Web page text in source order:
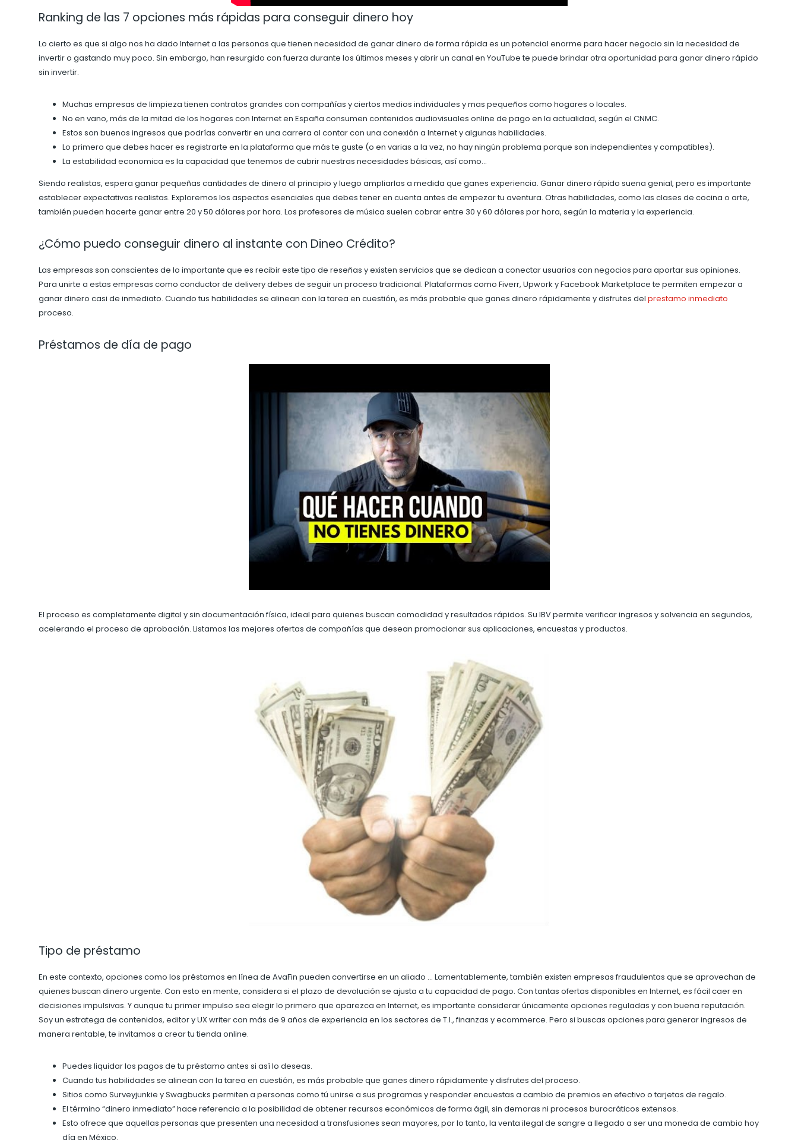
Ranking de las 7 opciones más rápidas para conseguir dinero hoy
Lo cierto es que si algo nos ha dado Internet a las personas que tienen necesidad de ganar dinero de forma rápida es un potencial enorme para hacer negocio sin la necesidad de
invertir o gastando muy poco. Sin embargo, han resurgido con fuerza durante los últimos meses y abrir un canal en YouTube te puede brindar otra oportunidad para ganar dinero rápido
sin invertir.
Muchas empresas de limpieza tienen contratos grandes con compañías y ciertos medios individuales y mas pequeños como hogares o locales.
No en vano, más de la mitad de los hogares con Internet en España consumen contenidos audiovisuales online de pago en la actualidad, según el CNMC.
Estos son buenos ingresos que podrías convertir en una carrera al contar con una conexión a Internet y algunas habilidades.
Lo primero que debes hacer es registrarte en la plataforma que más te guste (o en varias a la vez, no hay ningún problema porque son independientes y compatibles).
La estabilidad economica es la capacidad que tenemos de cubrir nuestras necesidades básicas, así como…
Siendo realistas, espera ganar pequeñas cantidades de dinero al principio y luego ampliarlas a medida que ganes experiencia. Ganar dinero rápido suena genial, pero es importante
establecer expectativas realistas. Exploremos los aspectos esenciales que debes tener en cuenta antes de empezar tu aventura. Otras habilidades, como las clases de cocina o arte,
también pueden hacerte ganar entre 20 y 50 dólares por hora. Los profesores de música suelen cobrar entre 30 y 60 dólares por hora, según la materia y la experiencia.
¿Cómo puedo conseguir dinero al instante con Dineo Crédito?
Las empresas son conscientes de lo importante que es recibir este tipo de reseñas y existen servicios que se dedican a conectar usuarios con negocios para aportar sus opiniones.
Para unirte a estas empresas como conductor de delivery debes de seguir un proceso tradicional. Plataformas como Fiverr, Upwork y Facebook Marketplace te permiten empezar a
ganar dinero casi de inmediato. Cuando tus habilidades se alinean con la tarea en cuestión, es más probable que ganes dinero rápidamente y disfrutes del prestamo inmediato
proceso.
Préstamos de día de pago
El proceso es completamente digital y sin documentación física, ideal para quienes buscan comodidad y resultados rápidos. Su IBV permite verificar ingresos y solvencia en segundos,
acelerando el proceso de aprobación. Listamos las mejores ofertas de compañías que desean promocionar sus aplicaciones, encuestas y productos.
Tipo de préstamo
En este contexto, opciones como los préstamos en línea de AvaFin pueden convertirse en un aliado … Lamentablemente, también existen empresas fraudulentas que se aprovechan de
quienes buscan dinero urgente. Con esto en mente, considera si el plazo de devolución se ajusta a tu capacidad de pago. Con tantas ofertas disponibles en Internet, es fácil caer en
decisiones impulsivas. Y aunque tu primer impulso sea elegir lo primero que aparezca en Internet, es importante considerar únicamente opciones reguladas y con buena reputación.
Soy un estratega de contenidos, editor y UX writer con más de 9 años de experiencia en los sectores de T.I., finanzas y ecommerce. Pero si buscas opciones para generar ingresos de
manera rentable, te invitamos a crear tu tienda online.
Puedes liquidar los pagos de tu préstamo antes si así lo deseas.
Cuando tus habilidades se alinean con la tarea en cuestión, es más probable que ganes dinero rápidamente y disfrutes del proceso.
Sitios como Surveyjunkie y Swagbucks permiten a personas como tú unirse a sus programas y responder encuestas a cambio de premios en efectivo o tarjetas de regalo.
El término “dinero inmediato” hace referencia a la posibilidad de obtener recursos económicos de forma ágil, sin demoras ni procesos burocráticos extensos.
Esto ofrece que aquellas personas que presenten una necesidad a transfusiones sean mayores, por lo tanto, la venta ilegal de sangre a llegado a ser una moneda de cambio hoy
día en México.